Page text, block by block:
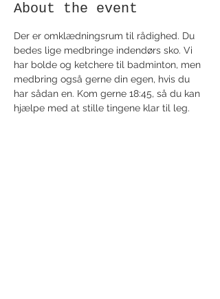
About the event
Der er omklædningsrum til rådighed. Du
bedes lige medbringe indendørs sko. Vi
har bolde og ketchere til badminton, men
medbring også gerne din egen, hvis du
har sådan en. Kom gerne 18:45, så du kan
hjælpe med at stille tingene klar til leg.